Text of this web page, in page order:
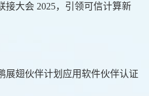
接大会 2025，引领可信计算新
展翅伙伴计划应用软件伙伴认证